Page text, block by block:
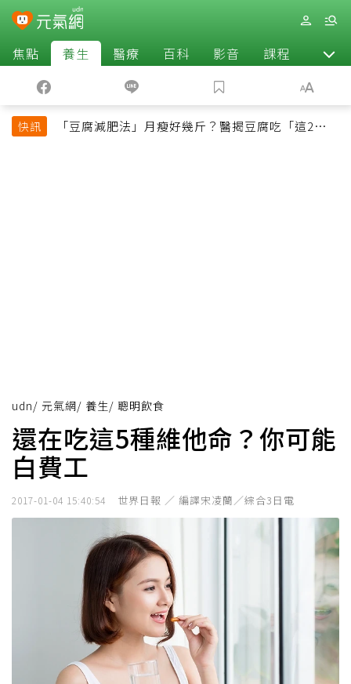
焦點 養生 醫療 百科 影音 課程 退休
快訊
「豆腐減肥法」月瘦好幾斤？醫揭豆腐吃「這2種最
udn/ 元氣網/ 養生/ 聰明飲食
還在吃這5種維他命？你可能
白費工
2017-01-04 15:40:54 世界日報 ／ 編譯宋凌蘭／綜合3日電